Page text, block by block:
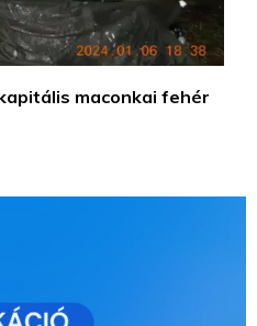
maconkai fehér